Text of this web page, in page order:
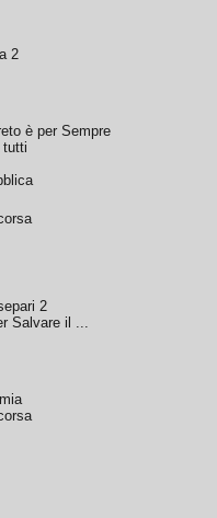
2
è per Sempre
tutti
2
Salvare il ...